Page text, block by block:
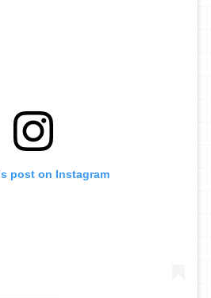
post on Instagram